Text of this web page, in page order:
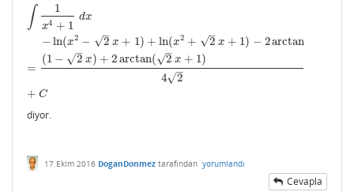
∫ 1
x4 + 1
dx
=
−ln(x2 − 2
–
√ x + 1) + ln(x2 + 2
–
√ x + 1) − 2arctan
(1 − 2
–
√ x) + 2arctan( 2
–
√ x + 1)
4
2
–
√
+ C
1x 1d ln
diyor.
17 Ekim 2016 DoganDonmez tarafından yorumlandı
Cevapla